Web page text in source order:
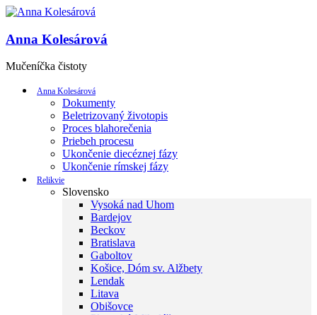
Anna Kolesárová
Mučeníčka čistoty
Anna Kolesárová
Dokumenty
Beletrizovaný životopis
Proces blahorečenia
Priebeh procesu
Ukončenie diecéznej fázy
Ukončenie rímskej fázy
Relikvie
Slovensko
Vysoká nad Uhom
Bardejov
Beckov
Bratislava
Gaboltov
Košice, Dóm sv. Alžbety
Lendak
Litava
Obišovce